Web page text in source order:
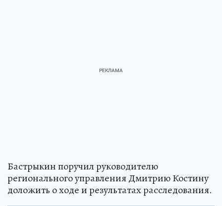
Бастрыкин поручил руководителю
регионального управления Дмитрию Костину
доложить о ходе и результатах расследования.